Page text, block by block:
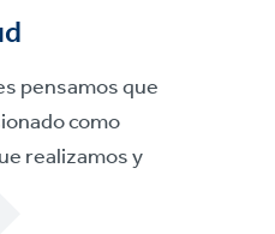
pensamos que
como
realizamos y